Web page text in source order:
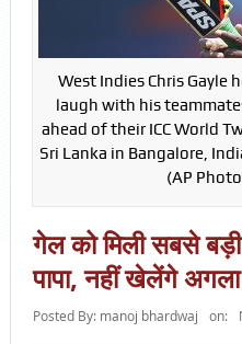
West Indies Chris Gayle
laugh with his
ahead of their ICC World
Sri Lanka in Bangalore,
(AP
गेल को मिली सबसे
पापा, नहीं खेलेंगे
Posted By: manoj bhardwaj on: